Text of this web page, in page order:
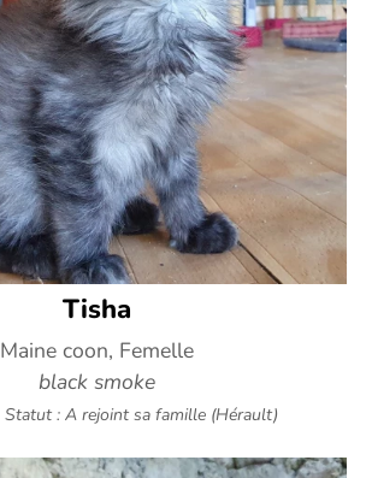
Tisha
Maine coon, Femelle
black smoke
Statut : A rejoint sa famille (Hérault)